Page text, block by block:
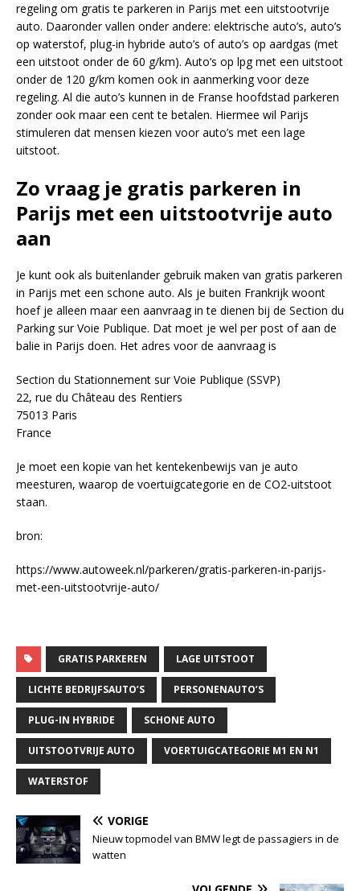
regeling om gratis te parkeren in Parijs met een uitstootvrije
auto. Daaronder vallen onder andere: elektrische auto’s, auto’s
op waterstof, plug-in hybride auto’s of auto’s op aardgas (met
een uitstoot onder de 60 g/km). Auto’s op lpg met een uitstoot
onder de 120 g/km komen ook in aanmerking voor deze
regeling. Al die auto’s kunnen in de Franse hoofdstad parkeren
zonder ook maar een cent te betalen. Hiermee wil Parijs
stimuleren dat mensen kiezen voor auto’s met een lage
uitstoot.
Zo vraag je gratis parkeren in
Parijs met een uitstootvrije auto
aan
Je kunt ook als buitenlander gebruik maken van gratis parkeren
in Parijs met een schone auto. Als je buiten Frankrijk woont
hoef je alleen maar een aanvraag in te dienen bij de Section du
Parking sur Voie Publique. Dat moet je wel per post of aan de
balie in Parijs doen. Het adres voor de aanvraag is
Section du Stationnement sur Voie Publique (SSVP)
22, rue du Château des Rentiers
75013 Paris
France
Je moet een kopie van het kentekenbewijs van je auto
meesturen, waarop de voertuigcategorie en de CO2-uitstoot
staan.
bron:
https://www.autoweek.nl/parkeren/gratis-parkeren-in-parijs-
met-een-uitstootvrije-auto/
GRATIS PARKEREN LAGE UITSTOOT
LICHTE BEDRIJFSAUTO’S PERSONENAUTO’S
PLUG-IN HYBRIDE SCHONE AUTO
UITSTOOTVRIJE AUTO VOERTUIGCATEGORIE M1 EN N1
WATERSTOF
VORIGE
Nieuw topmodel van BMW legt de passagiers in de
watten